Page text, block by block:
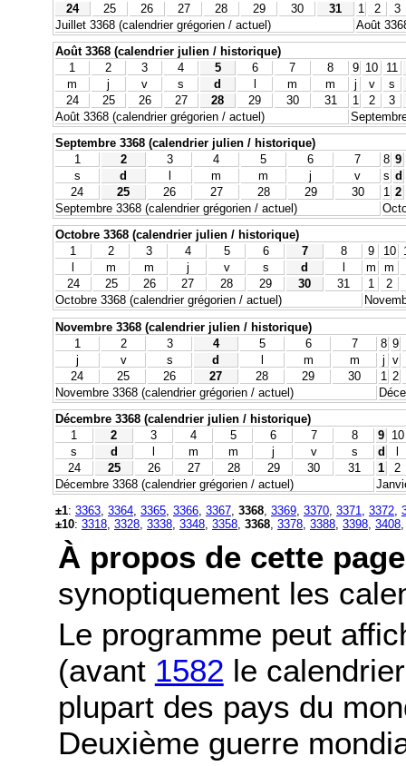
24
25 26 27 28 29 30 31 1 2
3
Juillet 3368 (calendrier grégorien / actuel)
Août
Août 3368 (calendrier julien / historique)
1
2 3 4 5 6 7 8 9 10
11
m
j v s d m m j v
s
24
25 26 27 28 29 30 31 1 2
3
Août 3368 (calendrier grégorien / actuel)
Septembre 3368 (calendrier julien / historique)
1
2 3 4 5 6 7 8 9
s
d m m j v s d
24
25 26 27 28 29 30 1 2
Septembre 3368 (calendrier grégorien / actuel)
Octobre 3368 (calendrier julien / historique)
1
2 3 4 5 6 7 8 9 10
m m j v s d m
m
24
25 26 27 28 29 30 31 1 2
Octobre 3368 (calendrier grégorien / actuel)
Novembre 3368 (calendrier julien / historique)
1
2 3 4 5 6 7 8 9
j
v s d l m m j v
24
25 26 27 28 29 30 1 2
Novembre 3368 (calendrier grégorien / actuel)
Décembre 3368 (calendrier julien / historique)
1
2 3 4 5 6 7 8 9 10
s
d l m m j v s d
l
24
25 26 27 28 29 30 31 1
2
Décembre 3368 (calendrier grégorien / actuel)
±1: 3363 3364 3365 3366 3367 3368 3369 3370 3371 3372
±10: 3318 3328 3338 3348 3358 3368 3378 3388 3398 3408
À propos de cette page
synoptiquement les
Le programme peut
(avant 1582 le
plupart des pays du
Deuxième guerre